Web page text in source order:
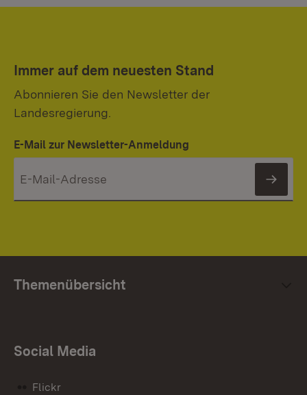
Immer auf dem neuesten Stand
Abonnieren Sie den Newsletter der
Landesregierung.
E-Mail zur Newsletter-Anmeldung
Themenübersicht
Social Media
Flickr